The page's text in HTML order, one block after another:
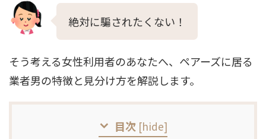
絶対に騙されたくない！
そう考える女性利用者のあなたへ、ペアーズに居る
業者男の特徴と見分け方を解説します。
目次 [hide]